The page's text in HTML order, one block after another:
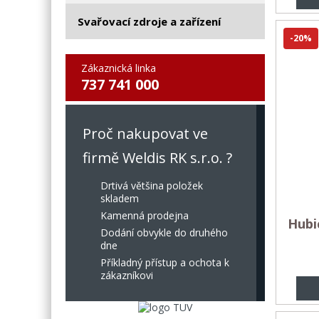
Svařovací zdroje a zařízení
Zákaznická linka
737 741 000
Proč nakupovat ve
firmě Weldis RK s.r.o. ?
Drtivá většina položek
skladem
Kamenná prodejna
Dodání obvykle do druhého
dne
Příkladný přístup a ochota k
zákazníkovi
-20%